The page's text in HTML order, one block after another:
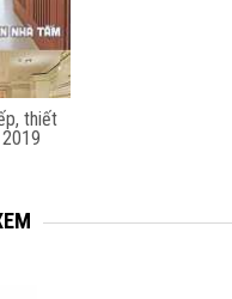
thiết